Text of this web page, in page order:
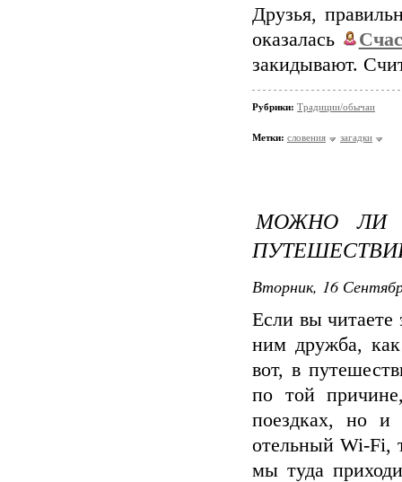
Друзья,
оказалась
закидывают.
Рубрики: Традиции/обычаи
Метки: словения загадки
МОЖНО ЛИ
Вторник, 16
Если вы читаете
ним дружба,
вот, в
по той
поездках, но и
отельный Wi-Fi,
мы туда